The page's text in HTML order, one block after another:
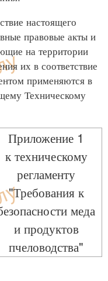
настоящего
правовые акты и
на территории
их в соответствие
применяются в
Техническому
Приложение 1
к техническому
регламенту
"Требования к
меда
и продуктов
пчеловодства"